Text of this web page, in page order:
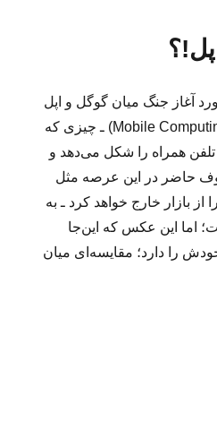
آغاز جنگ میان گوگل و اپل
در بازار محاسبات سیار (Mobile Computing) ـ چیزی که
تلفن همراه را شکل می‌دهد و
حاضر در این عرصه مثل
بازار خارج خواهد کرد ـ به
اما این عکس که این‌جا
را دارد؛ مقایسه‌ای میان